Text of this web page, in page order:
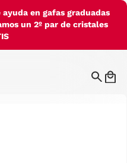
en gafas graduadas
un 2º par de cristales